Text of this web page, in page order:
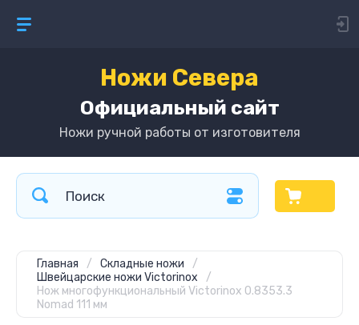
Ножи Севера
Официальный сайт
Ножи ручной работы от изготовителя
Главная / Складные ножи
/
Швейцарские ножи Victorinox
/
Нож многофункциональный Victorinox 0.8353.3
Nomad 111 мм